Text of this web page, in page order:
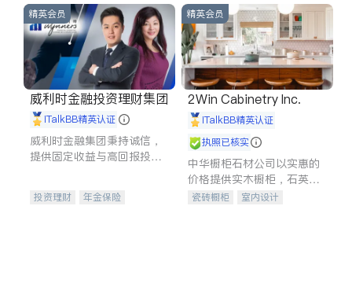
精英会员
威利时金融投资理财集团
iTalkBB精英认证
威利时金融集团秉持诚信，
提供固定收益与高回报投资
合，助力客户实现目标
投资理财
年金保险
精英会员
2Win Cabinetry Inc.
iTalkBB精英认证
执照已核实
中华橱柜石材公司以实惠的
价格提供实木橱柜，石英石
台面，多种优质不锈钢水
瓷砖橱柜
室内设计